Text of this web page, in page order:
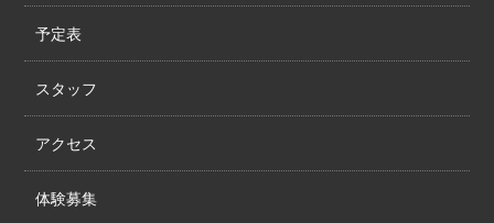
予定表
スタッフ
アクセス
体験募集